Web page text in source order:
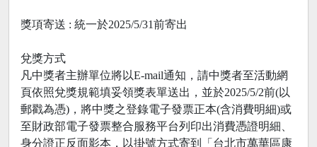
獎項寄送 : 統一於2025/5/31前寄出
兌獎方式
凡中獎者主辦單位將以E-mail通知，請中獎者至活動網
頁依照兌獎規範填妥領獎表單送出，並於2025/5/2前(以
郵戳為憑)，將中獎之登錄電子發票正本(含消費明細)或
至財政部電子發票整合服務平台列印出消費憑證明細、
身分證正反面影本，以掛號方式寄到「台北市萬華區康